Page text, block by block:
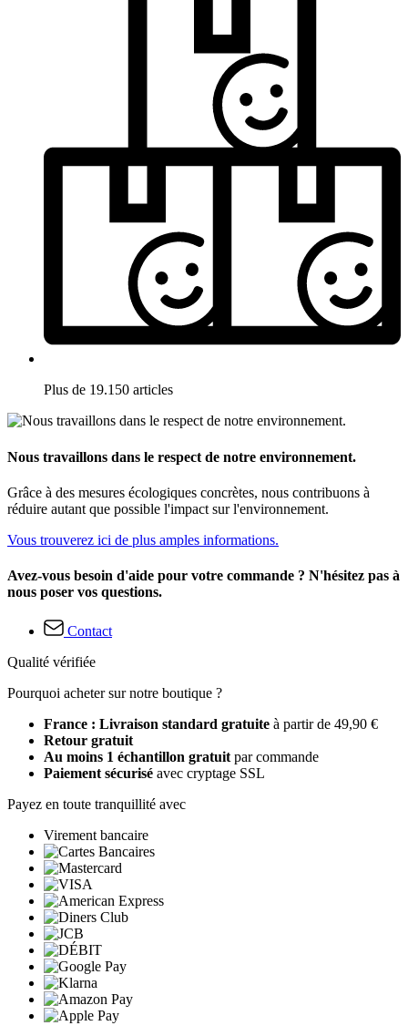
Plus de 19.150 articles
Nous travaillons dans le respect de notre environnement.
Grâce à des mesures écologiques concrètes, nous contribuons à
réduire autant que possible l'impact sur l'environnement.
Vous trouverez ici de plus amples informations.
Avez-vous besoin d'aide pour votre commande ? N'hésitez pas à
nous poser vos questions.
Contact
Qualité vérifiée
Pourquoi acheter sur notre boutique ?
France : Livraison standard gratuite à partir de 49,90 €
Retour gratuit
Au moins 1 échantillon gratuitpar commande
Paiement sécurisé avec cryptage SSL
Payez en toute tranquillité avec
Virement bancaire